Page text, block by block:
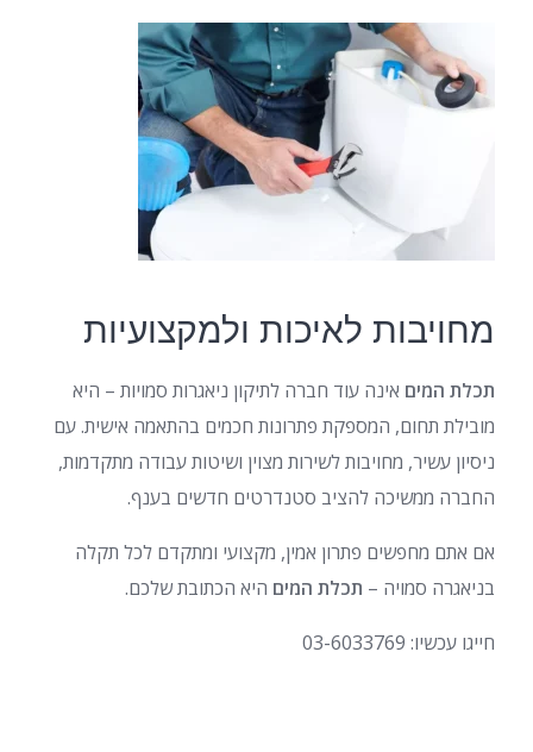
מחויבות לאיכות ולמקצועיות
תכלת המים אינה עוד חברה לתיקון ניאגרות סמויות – היא
מובילת תחום, המספקת פתרונות חכמים בהתאמה אישית. עם
ניסיון עשיר, מחויבות לשירות מצוין ושיטות עבודה מתקדמות,
החברה ממשיכה להציב סטנדרטים חדשים בענף.
אם אתם מחפשים פתרון אמין, מקצועי ומתקדם לכל תקלה
בניאגרה סמויה – תכלת המים היא הכתובת שלכם.
חייגו עכשיו: 03-6033769